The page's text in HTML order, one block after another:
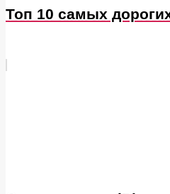
Топ 10 самых